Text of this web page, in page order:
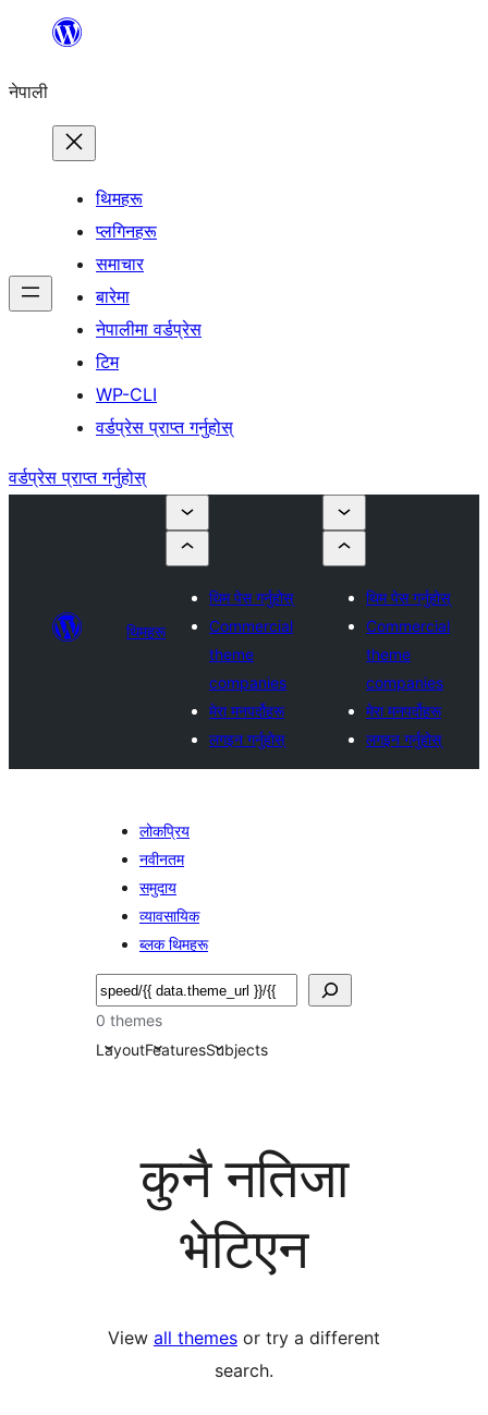
सामग्रीमा
नेपाली
थिमहरू
प्लगिनहरू
समाचार
बारेमा
नेपालीमा वर्डप्रेस
टिम
WP-CLI
वर्डप्रेस प्राप्त गर्नुहोस्
वर्डप्रेस प्राप्त गर्नुहोस्
थिमहरू
थिम पेस गर्नुहोस्
Commercial
theme
companies
मेरा मनपर्दोहरू
लगइन गर्नुहोस्
थिम पेस गर्नुहोस्
Commercial
theme
companies
मेरा मनपर्दोहरू
लगइन गर्नुहोस्
लोकप्रिय
नवीनतम
समुदाय
व्यावसायिक
ब्लक थिमहरू
खोज्नुहोस्
0 themes
LayoutFeaturesSubjects
कुनै नतिजा
भेटिएन
View all themes or try a different
search.